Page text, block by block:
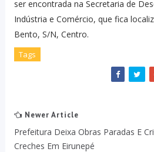
ser encontrada na Secretaria de
Indústria e Comércio, que fica
Bento, S/N, Centro.
Tags
Newer Article
Prefeitura Deixa Obras Paradas E
Creches Em Eirunepé